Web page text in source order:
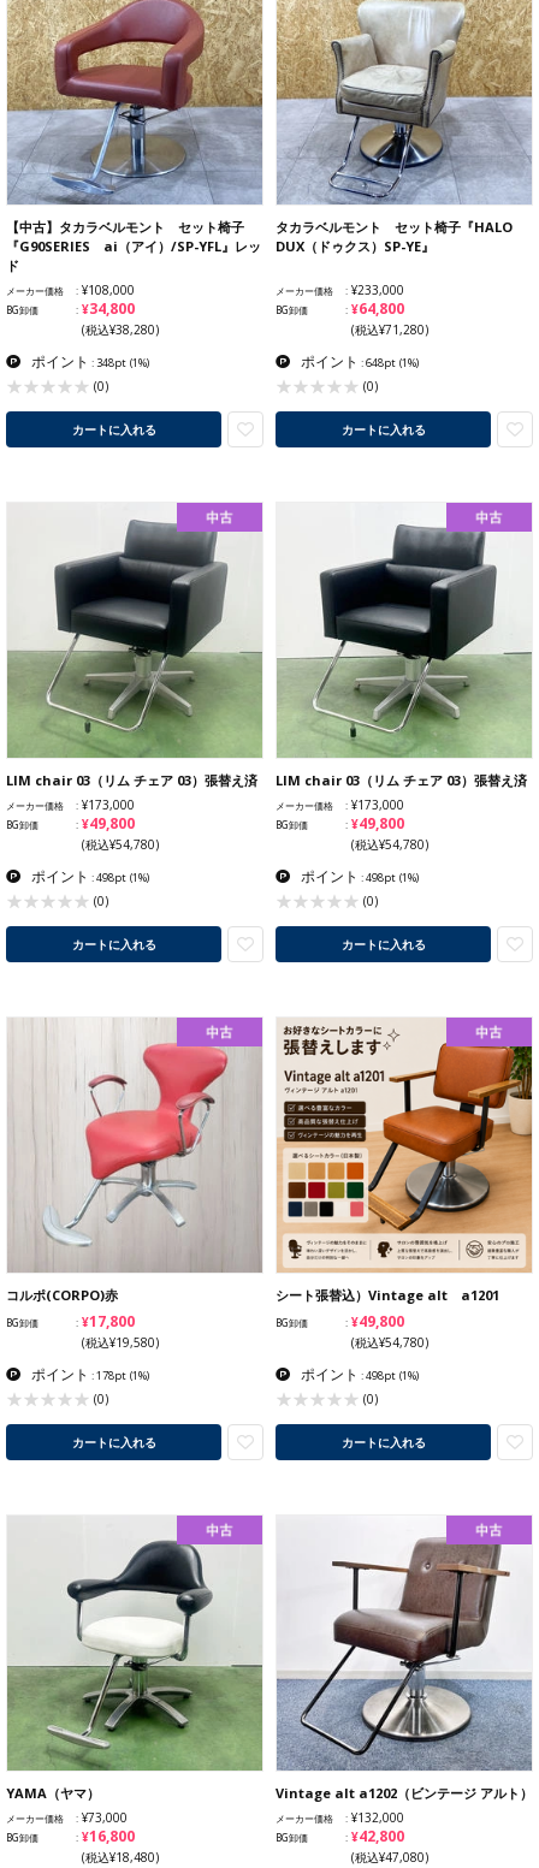
【中古】タカラベルモント セット椅子
『G90SERIES ai（アイ）/SP-YFL』レッ
ド
メーカー価格 ¥108,000
BG卸価 ¥34,800
(税込¥38,280)
ポイント : 348pt (1%)
(0)
カートに入れる
タカラベルモント セット椅子『HALO
DUX（ドゥクス）SP-YE』
メーカー価格 ¥233,000
BG卸価 ¥64,800
(税込¥71,280)
ポイント : 648pt (1%)
(0)
カートに入れる
LIM chair 03（リム チェア 03）張替え済
メーカー価格 ¥173,000
BG卸価 ¥49,800
(税込¥54,780)
ポイント : 498pt (1%)
(0)
カートに入れる
LIM chair 03（リム チェア 03）張替え済
メーカー価格 ¥173,000
BG卸価 ¥49,800
(税込¥54,780)
ポイント : 498pt (1%)
(0)
カートに入れる
コルポ(CORPO)赤
BG卸価 ¥17,800
(税込¥19,580)
ポイント : 178pt (1%)
(0)
カートに入れる
シート張替込）Vintage alt a1201
BG卸価 ¥49,800
(税込¥54,780)
ポイント : 498pt (1%)
(0)
カートに入れる
YAMA（ヤマ）
メーカー価格 ¥73,000
BG卸価 ¥16,800
(税込¥18,480)
Vintage alt a1202（ビンテージ アルト）
メーカー価格 ¥132,000
BG卸価 ¥42,800
(税込¥47,080)